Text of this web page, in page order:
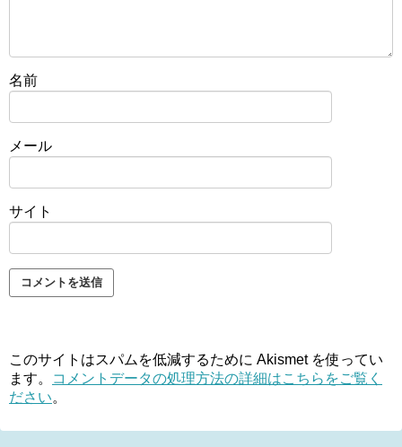
名前
メール
サイト
このサイトはスパムを低減するために Akismet を使ってい
ます。
コメントデータの処理方法の詳細はこちらをご覧く
ださい。